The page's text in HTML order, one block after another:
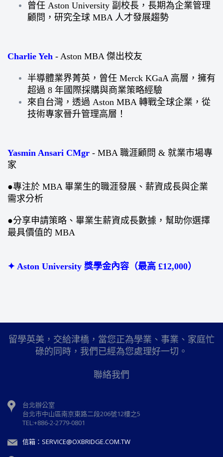
曾任 Aston University 副校長，長期為企業管理
顧問，研究全球 MBA 人才發展趨勢
Charlie Yeh - Aston MBA 傑出校友
半導體業界菁英，曾任 Merck KGaA 高層，擁有
超過 8 年國際採購與商業策略經驗
來自台灣，透過 Aston MBA 轉戰全球企業，從
技術專家晉升管理高層！
Yasmin Ansari CMgr - MBA 職涯顧問 & 就業市場專
家
●專注於 MBA 畢業生的職涯發展、薪資成長與企業
需求分析
●分享申請策略、畢業生薪資成長數據，幫助你選擇
最具價值的 MBA
✦ Aston University 獎學金內容（最高 £12,000）
留學英美，交給津橋，當您正為學業、事業、家庭忙
碌的同時，我們已經為您處理好一切。
聯絡我們
台北辦公室
台北市中山區南京東路二段206號12樓之5
TEL:+886-2-2779-0801
信箱：SERVICE@OXBRIDGE.COM.TW